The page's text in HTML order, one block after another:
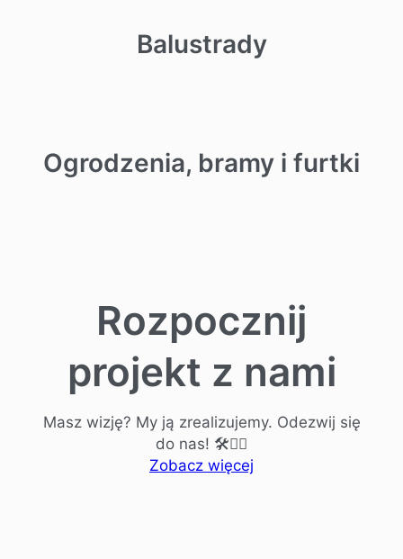
Balustrady
Ogrodzenia, bramy i furtki
Rozpocznij
projekt z nami
Masz wizję? My ją zrealizujemy. Odezwij się
do nas! 🛠️👷‍♂️
Zobacz więcej